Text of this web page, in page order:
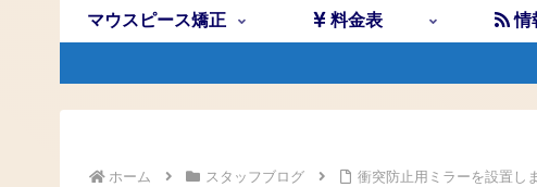
マウスピース矯正 料金表 情
ホーム スタッフブログ 衝突防止用ミラーを設置し